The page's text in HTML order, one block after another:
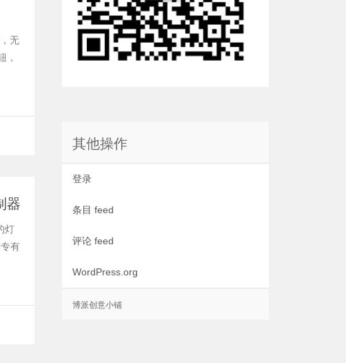
无
，
器
灯
有
其他操作
登录
条目 feed
评论 feed
WordPress.org